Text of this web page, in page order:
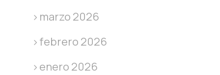
marzo 2026
febrero 2026
enero 2026